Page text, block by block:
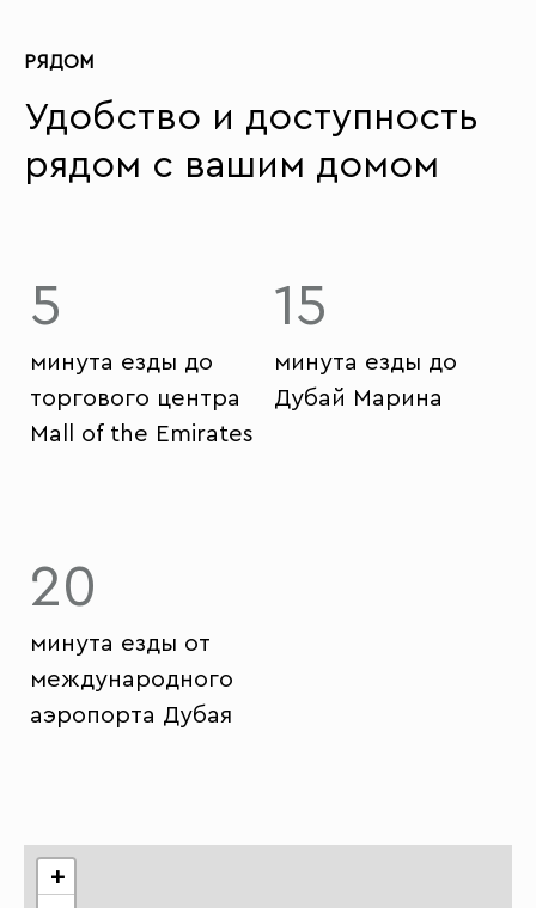
РЯДОМ
Удобство и доступность
рядом с вашим домом
+
5
минута езды до
торгового центра
Mall of the Emirates
15
минута езды до
Дубай Марина
20
минута езды от
международного
аэропорта Дубая